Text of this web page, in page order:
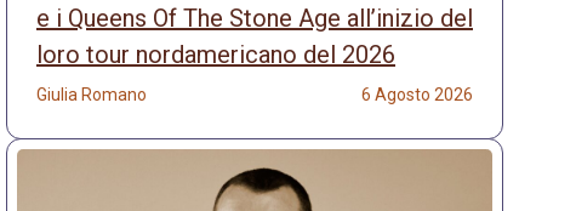
e i Queens Of The Stone Age all’inizio del
loro tour nordamericano del 2026
Giulia Romano 6 Agosto 2026